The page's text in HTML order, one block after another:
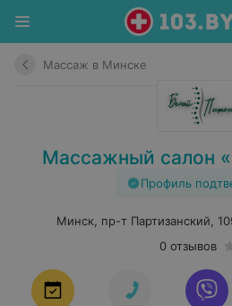
Массаж в Минске
Массажный салон
Профиль
Минск, пр-т Партизанский,
0 отзывов